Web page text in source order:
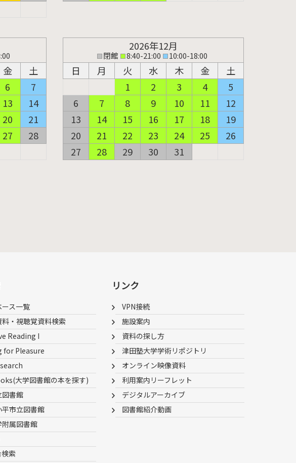
金
土
6
7
13
14
20
21
27
28
2026年12月
閉館 8:40-21:00 10:00-18:00
日 月 火 水 木 金
土
1
2 3 4
5
6
7 8 9 10 11
12
13
14 15 16 17 18
19
20
21 22 23 24 25
26
27
28 29 30 31
ス一覧
料・視聴覚資料検索
Reading I
for Pleasure
大学図書館の本を探す)
図書館
市立図書館
附属図書館
索
リンク
VPN接続
施設案内
資料の探し方
津田塾大学学術リポジトリ
オンライン映像資料
利用案内リーフレット
デジタルアーカイブ
図書館紹介動画